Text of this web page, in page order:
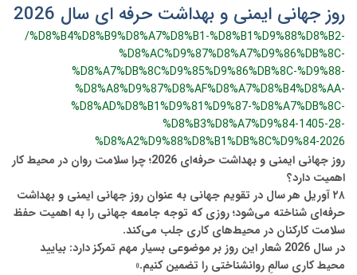
روز جهانی ایمنی و بهداشت حرفه ای سال 2026
/%D8%B4%D8%B9%D8%A7%D8%B1-%D8%B1%D9%88%D8%B2-
%D8%AC%D9%87%D8%A7%D9%86%DB%8C-
%D8%A7%DB%8C%D9%85%D9%86%DB%8C-%D9%88-
%D8%A8%D9%87%D8%AF%D8%A7%D8%B4%D8%AA-
%D8%AD%D8%B1%D9%81%D9%87-%D8%A7%DB%8C-
%D8%B3%D8%A7%D9%84-1405-28-
%D8%A2%D9%88%D8%B1%DB%8C%D9%84-2026
روز جهانی ایمنی و بهداشت حرفه‌ای 2026؛ چرا سلامت روان در محیط کار
اهمیت دارد؟
۲۸ آوریل هر سال در تقویم جهانی به عنوان روز جهانی ایمنی و بهداشت
حرفه‌ای شناخته می‌شود؛ روزی که توجه جامعه جهانی را به اهمیت حفظ
سلامت کارکنان در محیط‌های کاری جلب می‌کند.
در سال 2026 شعار این روز بر موضوعی بسیار مهم تمرکز دارد: بیایید
محیط کاری سالمِ روانشناختی را تضمین کنیم.»